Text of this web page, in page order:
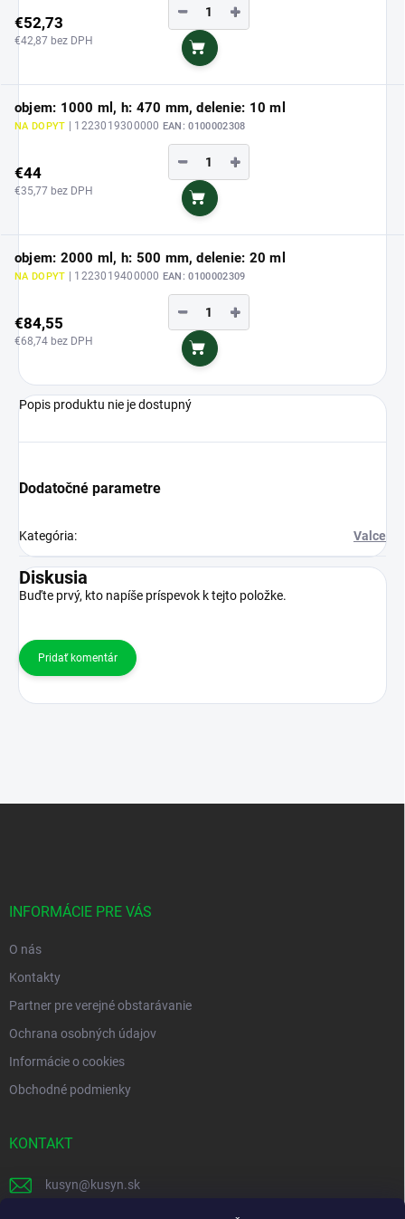
€52,73
€42,87 bez DPH
+
−
Do košíka
objem: 1000 ml, h: 470 mm, delenie: 10 ml
NA DOPYT | 1223019300000 EAN: 0100002308
€44
€35,77 bez DPH
+
−
Do košíka
objem: 2000 ml, h: 500 mm, delenie: 20 ml
NA DOPYT | 1223019400000 EAN: 0100002309
€84,55
€68,74 bez DPH
+
−
Do košíka
Popis produktu nie je dostupný
Dodatočné parametre
Kategória: Valce
Diskusia
Buďte prvý, kto napíše príspevok k tejto položke.
Pridať komentár
INFORMÁCIE PRE VÁS
O nás
Kontakty
Partner pre verejné obstarávanie
Ochrana osobných údajov
Informácie o cookies
Obchodné podmienky
KONTAKT
kusyn@kusyn.sk